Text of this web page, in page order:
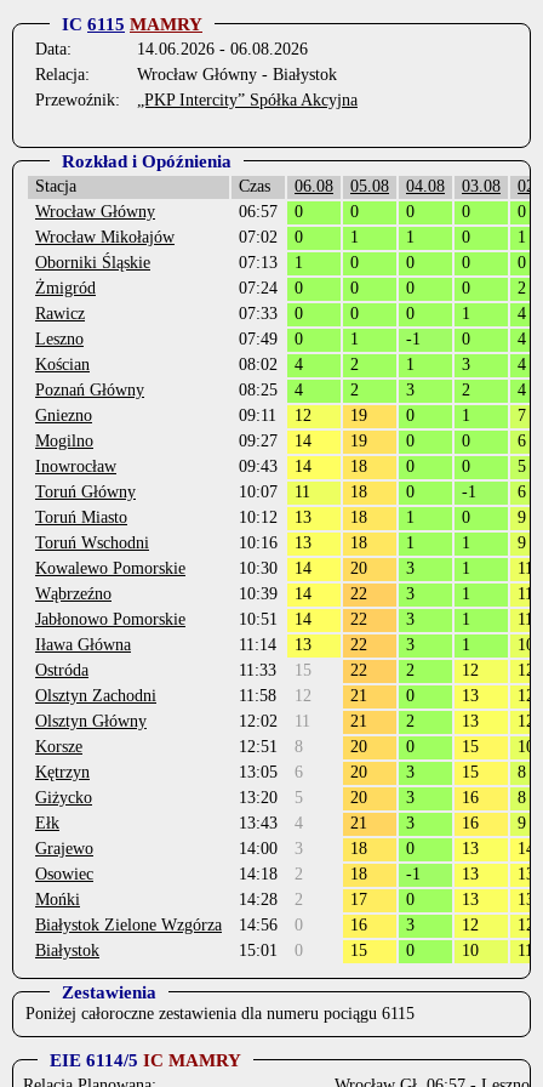
IC 6115 MAMRY
Data:
14.06.2026 - 06.08.2026
Relacja:
Wrocław Główny - Białystok
Przewoźnik:
„PKP Intercity” Spółka Akcyjna
Rozkład i Opóźnienia
Stacja Czas 06.08 05.08 04.08 03.08
Wrocław Główny
06:57 0 0 0 0
0
Wrocław Mikołajów
07:02 0 1 1 0
1
Oborniki Śląskie
07:13 1 0 0 0
0
Żmigród
07:24 0 0 0 0
2
Rawicz
07:33 0 0 0 1
4
Leszno
07:49 0 1 -1 0
4
Kościan
08:02 4 2 1 3
4
Poznań Główny
08:25 4 2 3 2
4
Gniezno
09:11 12 19 0 1
7
Mogilno
09:27 14 19 0 0
6
Inowrocław
09:43 14 18 0 0
5
Toruń Główny
10:07 11 18 0 -1
6
Toruń Miasto
10:12 13 18 1 0
9
Toruń Wschodni
10:16 13 18 1 1
9
Kowalewo Pomorskie
10:30 14 20 3 1
11
Wąbrzeźno
10:39 14 22 3 1
11
Jabłonowo Pomorskie
10:51 14 22 3 1
11
Iława Główna
11:14 13 22 3 1
10
Ostróda
11:33 15 22 2 12
12
Olsztyn Zachodni
11:58 12 21 0 13
12
Olsztyn Główny
12:02 11 21 2 13
12
Korsze
12:51 8 20 0 15
10
Kętrzyn
13:05 6 20 3 15
8
Giżycko
13:20 5 20 3 16
8
Ełk
13:43 4 21 3 16
9
Grajewo
14:00 3 18 0 13
14
Osowiec
14:18 2 18 -1 13
13
Mońki
14:28 2 17 0 13
13
Białystok Zielone Wzgórza
14:56 0 16 3 12
12
Białystok
15:01 0 15 0 10 11
Zestawienia
Poniżej całoroczne zestawienia dla numeru pociągu 6115
EIE 6114/5 IC MAMRY